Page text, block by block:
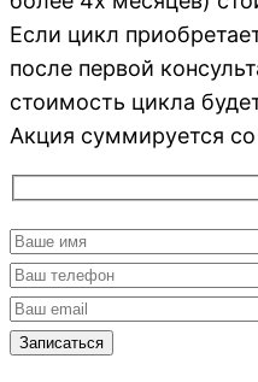
Если цикл
после первой
стоимость цикла
Акция суммируется